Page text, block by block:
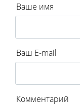
Ваше имя
Ваш E-mail
Комментарий